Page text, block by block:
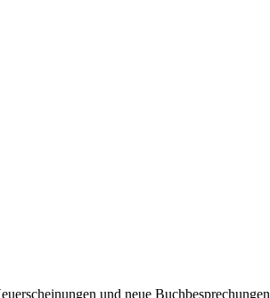
und neue Buchbesprechungen